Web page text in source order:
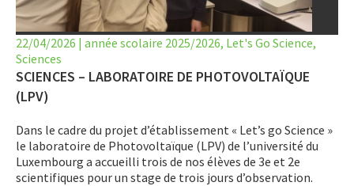
ACTUALITÉ
AGENDA
ACTIVITÉS
SERVICES
APPRENTISSAGE
22/04/2026 | année scolaire 2025/2026, Let's Go Science,
Sciences
SCIENCES – LABORATOIRE DE PHOTOVOLTAÏQUE
(LPV)
Dans le cadre du projet d’établissement « Let’s go Science »
le laboratoire de Photovoltaïque (LPV) de l’université du
Luxembourg a accueilli trois de nos élèves de 3e et 2e
scientifiques pour un stage de trois jours d’observation.